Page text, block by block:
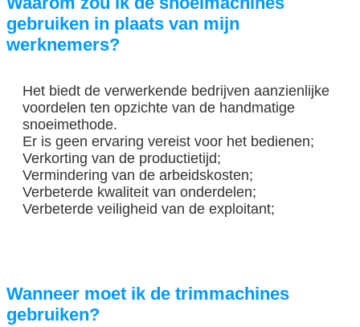
Laat een bericht achter
We bellen je snel terug!
gebruiken in plaats van mijn
werknemers?
Het biedt de verwerkende bedrijven aanzienlijke
voordelen ten opzichte van de handmatige
snoeimethode.
Er is geen ervaring vereist voor het bedienen;
Verkorting van de productietijd;
Vermindering van de arbeidskosten;
Verbeterde kwaliteit van onderdelen;
Verbeterde veiligheid van de exploitant;
Wanneer moet ik de trimmachines
gebruiken?